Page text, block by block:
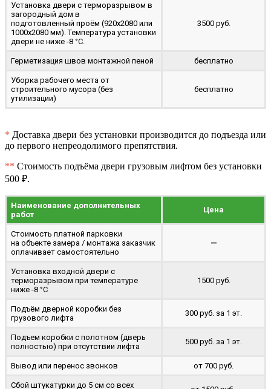
Установка двери с терморазрывом в
загородный дом в
подготовленный проём (920x2080 или
1000x2080 мм). Температура установки
двери не ниже -8 °C.
3500 руб.
Герметизация швов монтажной пеной бесплатно
Уборка рабочего места от
строительного мусора (без
утилизации)
бесплатно
* Доставка двери без установки производится до подъезда или
до первого непреодолимого препятствия.
** Стоимость подъёма двери грузовым лифтом без установки
500 ₽.
Наименование дополнительных
работ
Цена
Стоимость платной парковки
на объекте замера / монтажа заказчик
оплачивает самостоятельно
—
Установка входной двери с
терморазрывом при температуре
ниже -8 °C
1500 руб.
Подъём дверной коробки без
грузового лифта
300 руб. за 1 эт.
Подъем коробки с полотном (дверь
полностью) при отсутствии лифта
500 руб. за 1 эт.
Вывод или перенос звонков от 700 руб.
Сбой штукатурки до 5 см со всех